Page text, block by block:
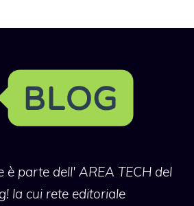
è parte dell' AREA TECH del
la cui rete editoriale